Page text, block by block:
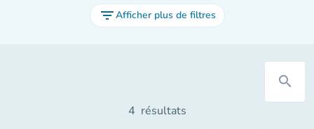
filter_listAfficher plus de filtres
search
4 résultats